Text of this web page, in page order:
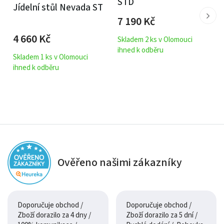
Jídelní stůl Nevada ST
4 660Kč
Skladem 1 ks v Olomouci
ihned k odběru
7 190Kč
Skladem 2 ks v Olomouci
ihned k odběru
Ověřeno našimi zákazníky
Doporučuje obchod /
Zboží dorazilo za 4 dny /
Doporučuje obchod /
Zboží dorazilo za 5 dní /